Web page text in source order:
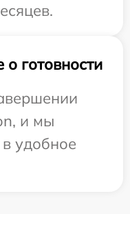
готовности
и мы
удобное